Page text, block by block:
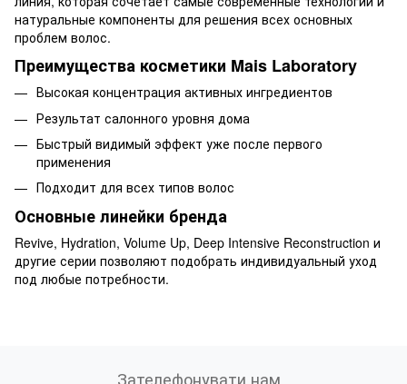
натуральные компоненты для решения всех основных
проблем волос.
Преимущества косметики Mais Laboratory
Высокая концентрация активных ингредиентов
Результат салонного уровня дома
Быстрый видимый эффект уже после первого
применения
Подходит для всех типов волос
Основные линейки бренда
Revive, Hydration, Volume Up, Deep Intensive Reconstruction и
другие серии позволяют подобрать индивидуальный уход
под любые потребности.
Зателефонувати нам